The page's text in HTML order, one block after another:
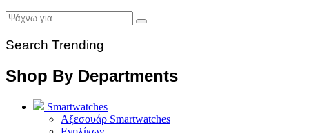
Search Trending
Shop By Departments
Smartwatches
Αξεσουάρ Smartwatches